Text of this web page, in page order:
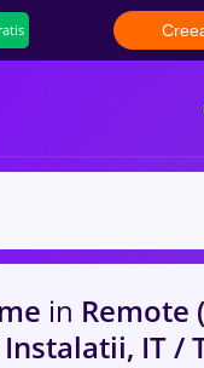
in Remote
IT /